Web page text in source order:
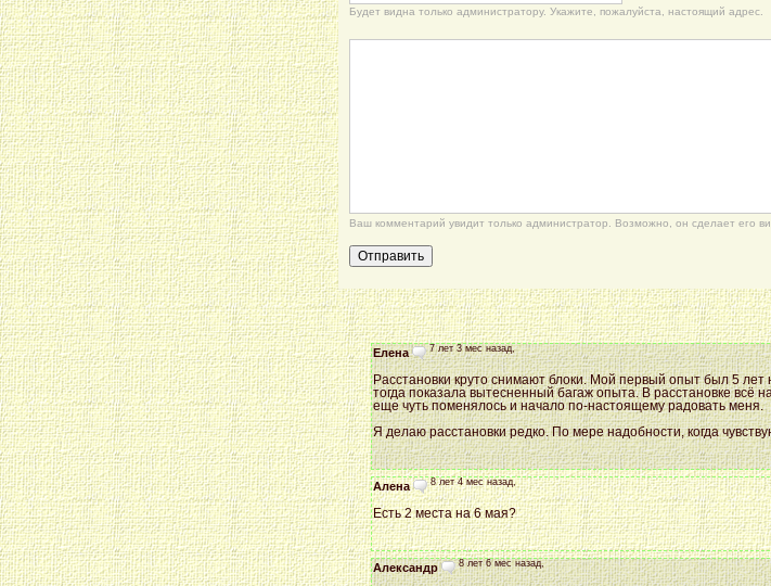
Будет видна только администратору. Укажите, пожалуйста, настоящий адрес.
Ваш комментарий увидит только администратор. Возможно, он сделает его
Елена 7 лет 3 мес назад,
Расстановки круто снимают блоки. Мой первый опыт был 5 лет
тогда показала вытесненный багаж опыта. В расстановке
еще чуть поменялось и начало по-настоящему радовать меня.
Я делаю расстановки редко. По мере надобности, когда
Алена 8 лет 4 мес назад,
Есть 2 места на 6 мая?
Александр 8 лет 6 мес назад,